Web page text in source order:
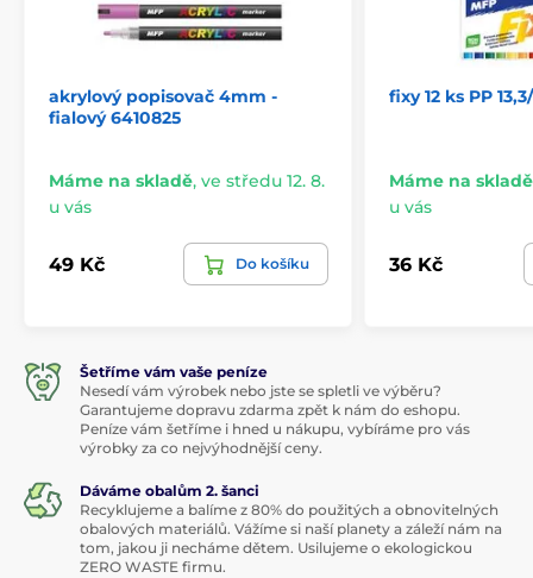
akrylový popisovač 4mm -
fialový 6410825
Máme na skladě, ve středu 12. 8.
u vás
49 Kč Do košíku
fixy 12 ks PP
Máme na skladě
u vás
36 Kč
Šetříme vám vaše peníze
Nesedí vám výrobek nebo jste se spletli ve výběru?
Garantujeme dopravu zdarma zpět k nám do eshopu.
Peníze vám šetříme i hned u nákupu, vybíráme pro vás
výrobky za co nejvýhodnější ceny.
Dáváme obalům 2. šanci
Recyklujeme a balíme z 80% do použitých a obnovitelných
obalových materiálů. Vážíme si naší planety a záleží nám na
tom, jakou ji necháme dětem. Usilujeme o ekologickou
ZERO WASTE firmu.